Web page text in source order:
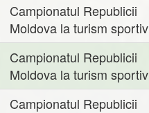
Campionatul Republicii
Moldova la turism sportiv
Campionatul Republicii
Moldova la turism sportiv
Campionatul Republicii